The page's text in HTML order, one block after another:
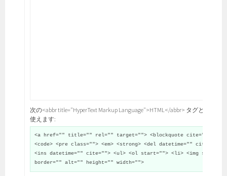
次の<abbr title="HyperText Markup Language">HTML</abbr> タグと属性が
使えます:
<a href="" title="" rel="" target=""> <blockquote cite="">
<code> <pre class=""> <em> <strong> <del datetime="" cite="">
<ins datetime="" cite=""> <ul> <ol start=""> <li> <img src=""
border="" alt="" height="" width="">